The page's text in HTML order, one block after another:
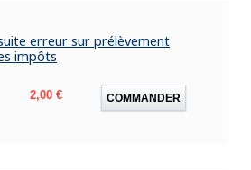
erreur sur prélèvement
impôts
Prix
2,00 € COMMANDER